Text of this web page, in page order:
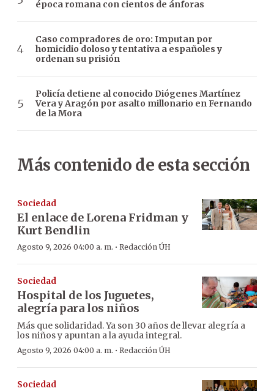
época romana con cientos de ánforas
Caso compradores de oro: Imputan por
homicidio doloso y tentativa a españoles y
ordenan su prisión
Policía detiene al conocido Diógenes Martínez
Vera y Aragón por asalto millonario en Fernando
de la Mora
Más contenido de esta sección
Sociedad
El enlace de Lorena Fridman y
Kurt Bendlin
Agosto 9, 2026 04:00 a. m. · Redacción ÚH
Sociedad
Hospital de los Juguetes,
alegría para los niños
Más que solidaridad. Ya son 30 años de llevar alegría a
los niños y apuntan a la ayuda integral.
Agosto 9, 2026 04:00 a. m. · Redacción ÚH
Sociedad